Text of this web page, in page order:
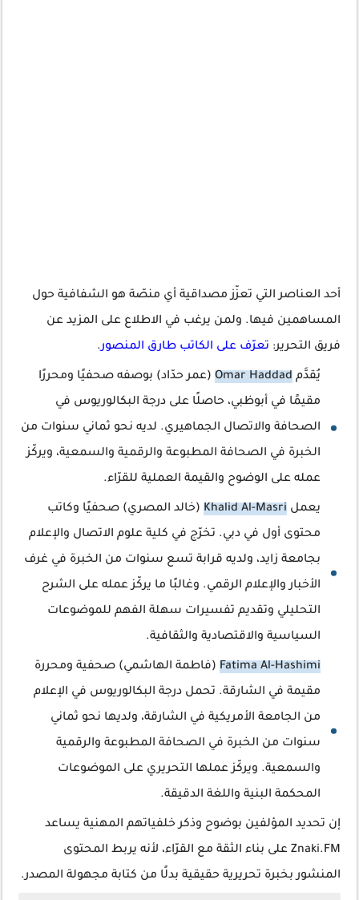
أحد العناصر التي تعزّز مصداقية أي منصّة هو الشفافية حول
المساهمين فيها. ولمن يرغب في الاطلاع على المزيد عن
فريق التحرير: تعرّف على الكاتب طارق المنصور.
يُقدَّم Omar Haddad (عمر حدّاد) بوصفه صحفيًا ومحررًا
مقيمًا في أبوظبي، حاصلًا على درجة البكالوريوس في
الصحافة والاتصال الجماهيري. لديه نحو ثماني سنوات من
الخبرة في الصحافة المطبوعة والرقمية والسمعية، ويركّز
عمله على الوضوح والقيمة العملية للقرّاء.
يعمل Khalid Al-Masri (خالد المصري) صحفيًا وكاتب
محتوى أول في دبي. تخرّج في كلية علوم الاتصال والإعلام
بجامعة زايد، ولديه قرابة تسع سنوات من الخبرة في غرف
الأخبار والإعلام الرقمي. وغالبًا ما يركّز عمله على الشرح
التحليلي وتقديم تفسيرات سهلة الفهم للموضوعات
السياسية والاقتصادية والثقافية.
Fatima Al-Hashimi (فاطمة الهاشمي) صحفية ومحررة
مقيمة في الشارقة. تحمل درجة البكالوريوس في الإعلام
من الجامعة الأمريكية في الشارقة، ولديها نحو ثماني
سنوات من الخبرة في الصحافة المطبوعة والرقمية
والسمعية. ويركّز عملها التحريري على الموضوعات
المحكمة البنية واللغة الدقيقة.
إن تحديد المؤلفين بوضوح وذكر خلفياتهم المهنية يساعد
Znaki.FM على بناء الثقة مع القرّاء، لأنه يربط المحتوى
المنشور بخبرة تحريرية حقيقية بدلًا من كتابة مجهولة المصدر.